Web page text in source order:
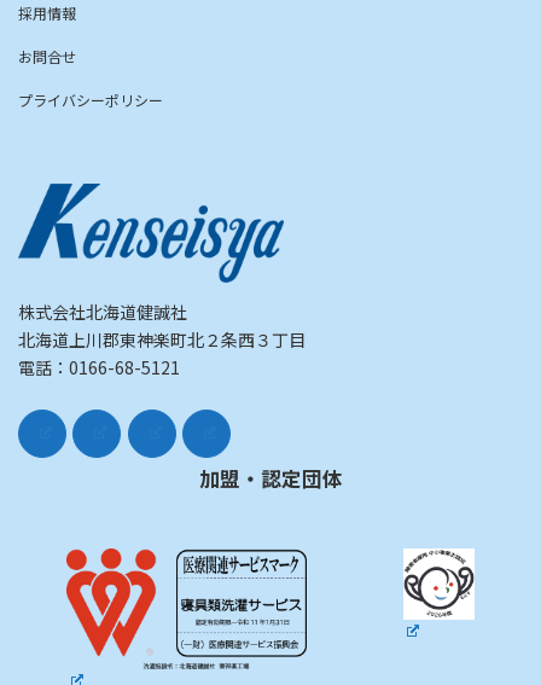
採用情報
お問合せ
プライバシーポリシー
株式会社北海道健誠社
北海道上川郡東神楽町北２条西３丁目
電話：0166-68-5121
加盟・認定団体